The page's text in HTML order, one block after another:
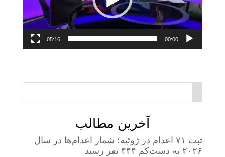
00:00
05:16
آخرین مطالب
ثبت ۷۱ اعدام در ژوئیه؛ شمار اعدام‌ها در سال
۲۰۲۶ به دست‌کم ۴۴۴ نفر رسید